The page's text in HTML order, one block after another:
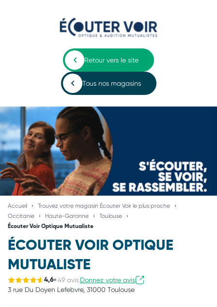
Retour vers le site
Tous nos magasins
Accueil
Trouvez votre magasin Écouter Voir le plus proche
Occitanie
Haute-Garonne Toulouse
Écouter Voir Optique Mutualiste
ÉCOUTER VOIR OPTIQUE
MUTUALISTE
4,6 49 avisDonnez votre avis
3 rue Du Doyen Lefebvre, 31000 Toulouse